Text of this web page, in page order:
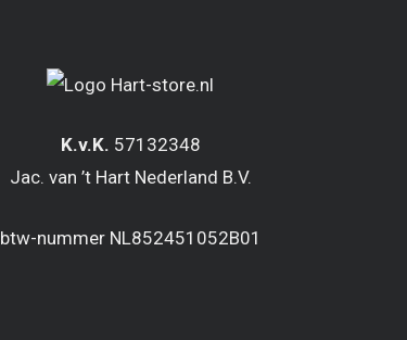
K.v.K. 57132348
Jac. van ’t Hart Nederland B.V.
btw-nummer NL852451052B01